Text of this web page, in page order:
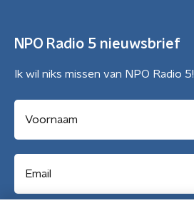
NPO Radio 5 nieuwsbrief
Ik wil niks missen van NPO Radio 5!